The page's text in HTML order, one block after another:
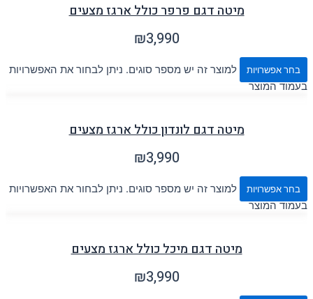
מיטה דגם פרפר כולל ארגז מצעים
₪3,990
בחר אפשרויות
למוצר זה יש מספר סוגים. ניתן לבחור את האפשרויות
בעמוד המוצר
מיטה דגם לונדון כולל ארגז מצעים
₪3,990
בחר אפשרויות
למוצר זה יש מספר סוגים. ניתן לבחור את האפשרויות
בעמוד המוצר
מיטה דגם מיכל כולל ארגז מצעים
₪3,990